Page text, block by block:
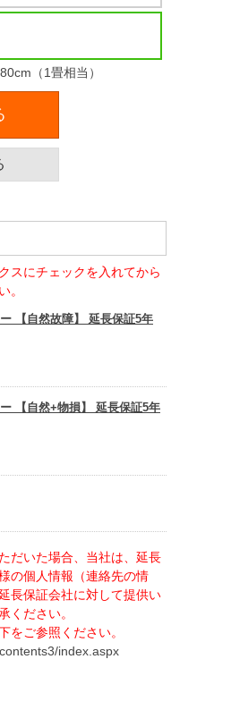
（1畳相当）
スにチェックを入れてから
。
【自然故障】 延長保証5年
【自然+物損】 延長保証5年
だいた場合、当社は、延長
の個人情報（連絡先の情
長保証会社に対して提供い
ください。
をご参照ください。
index.aspx